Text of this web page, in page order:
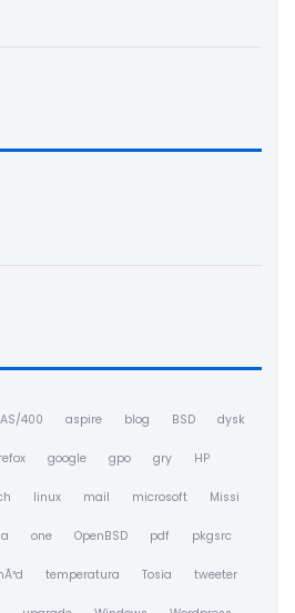
AS/400 aspire blog BSD dysk
google gpo gry HP
linux mail microsoft Missi
one OpenBSD pdf pkgsrc
temperatura Tosia tweeter